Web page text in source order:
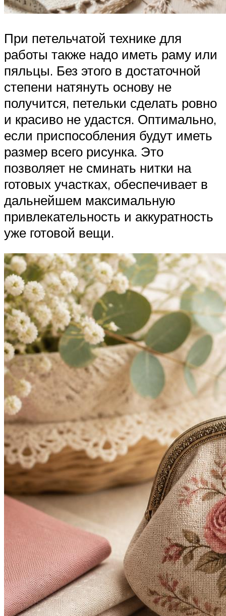
При петельчатой технике для
работы также надо иметь раму или
пяльцы. Без этого в достаточной
степени натянуть основу не
получится, петельки сделать ровно
и красиво не удастся. Оптимально,
если приспособления будут иметь
размер всего рисунка. Это
позволяет не сминать нитки на
готовых участках, обеспечивает в
дальнейшем максимальную
привлекательность и аккуратность
уже готовой вещи.